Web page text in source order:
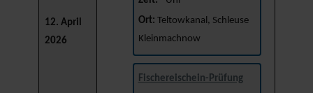
12. April
2026
Ort: Teltowkanal, Schleuse
Kleinmachnow
Fischereischein-Prüfung